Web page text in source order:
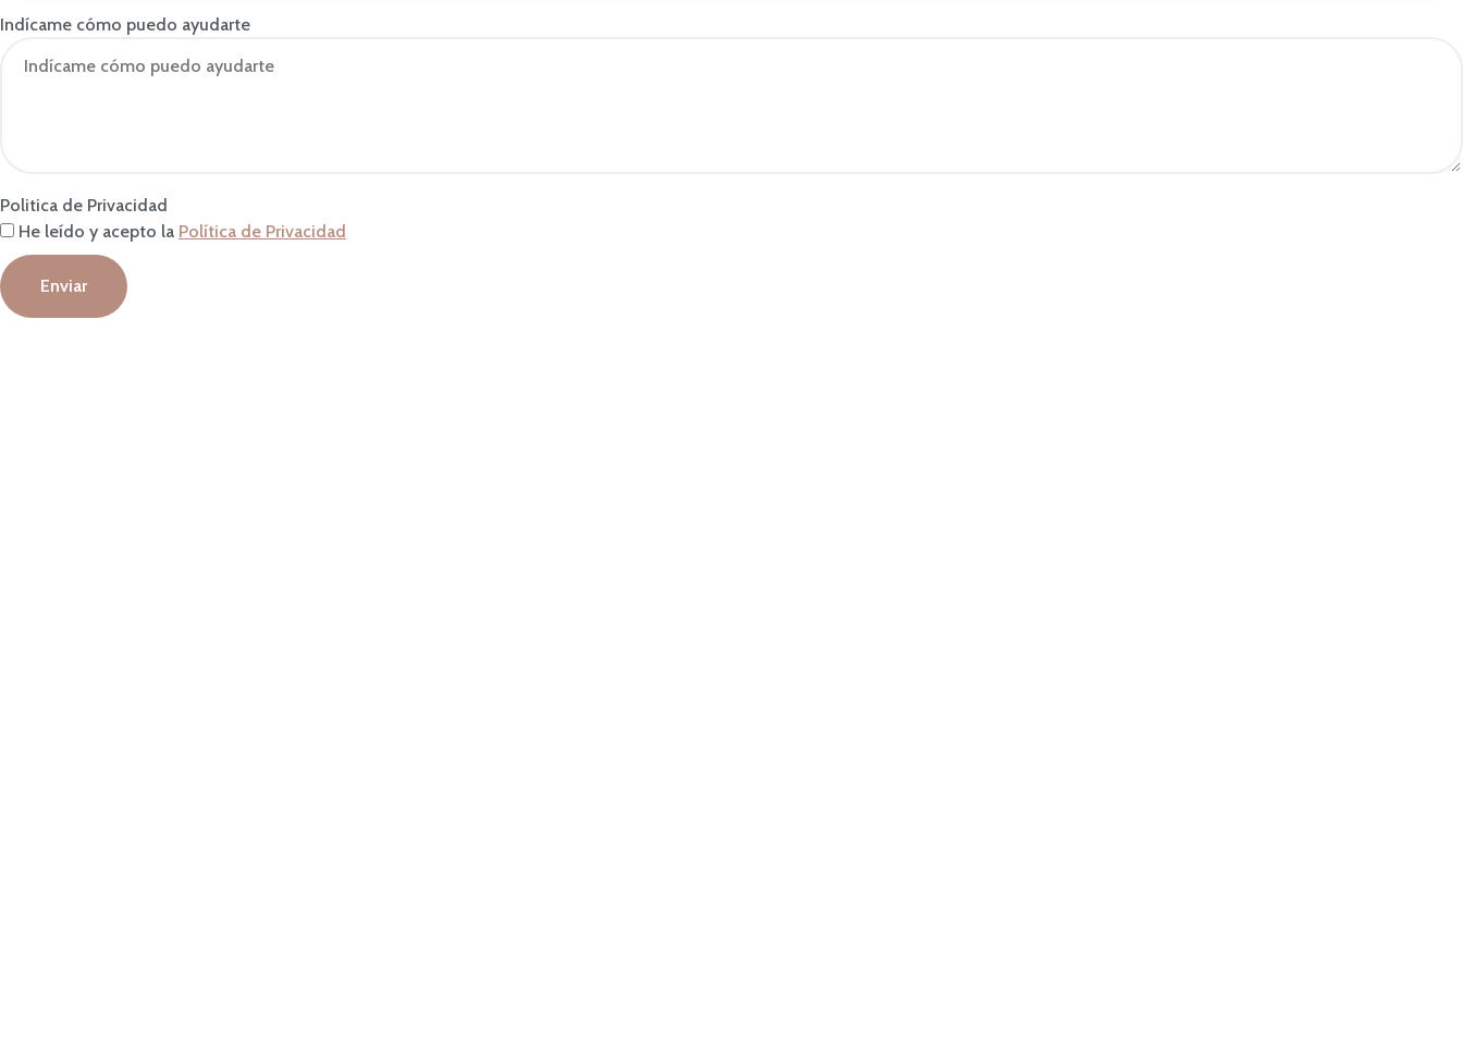
Indícame cómo puedo ayudarte
Politica de Privacidad
He leído y acepto la Política de Privacidad
Enviar